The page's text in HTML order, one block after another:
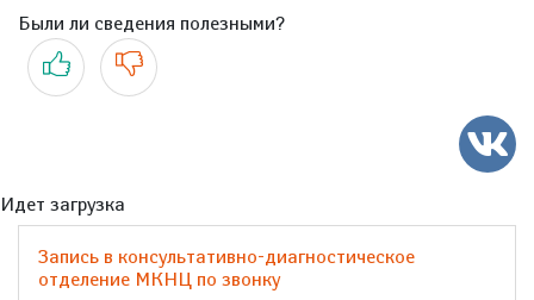
Были ли сведения полезными?
Да Нет
Идет загрузка
Запись в консультативно-диагностическое
отделение МКНЦ по звонку